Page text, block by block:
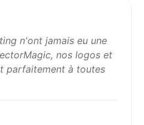
n'ont jamais eu une
nos logos et
parfaitement à toutes